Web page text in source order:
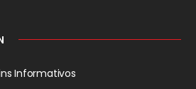
Informativos